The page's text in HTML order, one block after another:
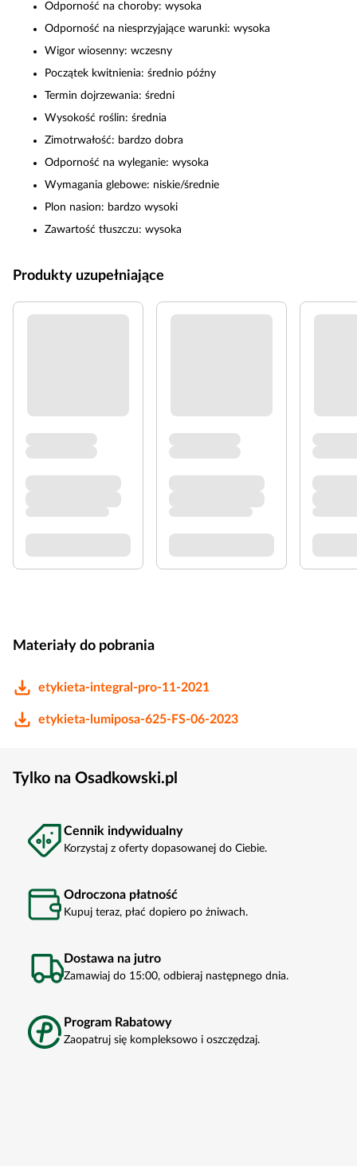
Odporność na choroby: wysoka
Odporność na niesprzyjające warunki: wysoka
Wigor wiosenny: wczesny
Początek kwitnienia: średnio późny
Termin dojrzewania: średni
Wysokość roślin: średnia
Zimotrwałość: bardzo dobra
Odporność na wyleganie: wysoka
Wymagania glebowe: niskie/średnie
Plon nasion: bardzo wysoki
Zawartość tłuszczu: wysoka
Produkty uzupełniające
Materiały do pobrania
etykieta-integral-pro-11-2021
etykieta-lumiposa-625-FS-06-2023
Tylko na Osadkowski.pl
Cennik indywidualny
Korzystaj z oferty dopasowanej do Ciebie.
Odroczona płatność
Kupuj teraz, płać dopiero po żniwach.
Dostawa na jutro
Zamawiaj do 15:00, odbieraj następnego dnia.
Program Rabatowy
Zaopatruj się kompleksowo i oszczędzaj.